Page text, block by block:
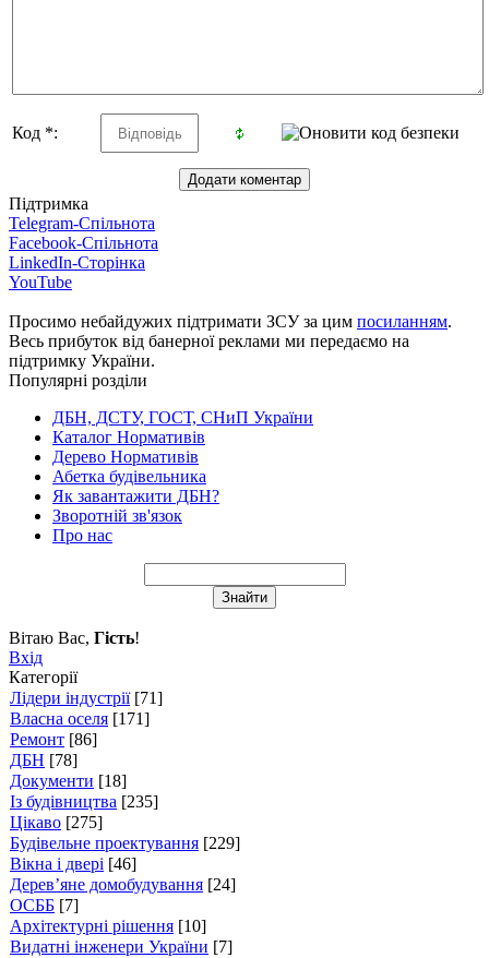
Код *:
Підтримка
Telegram-Спільнота
Facebook-Спільнота
LinkedIn-Сторінка
YouTube
Просимо небайдужих підтримати ЗСУ за цим посиланням.
Весь прибуток від банерної реклами ми передаємо на
підтримку України.
Популярні розділи
ДБН, ДСТУ, ГОСТ, СНиП України
Каталог Нормативів
Дерево Нормативів
Абетка будівельника
Як завантажити ДБН?
Зворотній зв'язок
Про нас
Вітаю Вас, Гість!
Вхід
Категорії
Лідери індустрії [71]
Власна оселя [171]
Ремонт [86]
ДБН [78]
Документи [18]
Із будівництва [235]
Цікаво [275]
Будівельне проектування [229]
Вікна і двері [46]
Дерев’яне домобудування [24]
ОСББ [7]
Архітектурні рішення [10]
Видатні інженери України [7]